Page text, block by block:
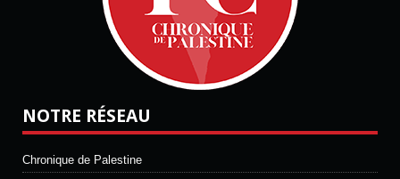
NOTRE RÉSEAU
Chronique de Palestine